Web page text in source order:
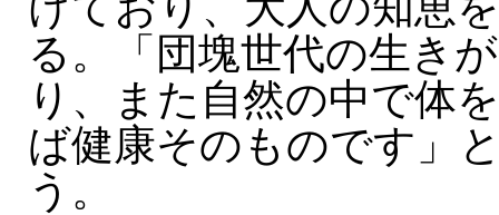
る。「団塊世代の生き
り、また自然の中で体
ば健康そのものです」
う。